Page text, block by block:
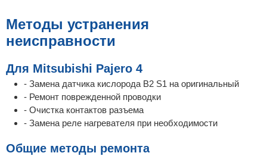
Методы устранения
неисправности
Для Mitsubishi Pajero 4
- Замена датчика кислорода B2 S1 на оригинальный
- Ремонт поврежденной проводки
- Очистка контактов разъема
- Замена реле нагревателя при необходимости
Общие методы ремонта